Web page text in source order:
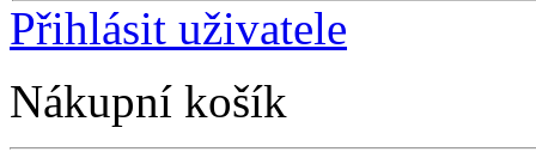
Přihlásit uživatele
Nákupní košík